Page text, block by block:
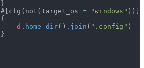
                    }
                    #[cfg(not(target_os
= "windows" ))]
                    {
                        d
. home_dir(). join ( ".config" )
                    }